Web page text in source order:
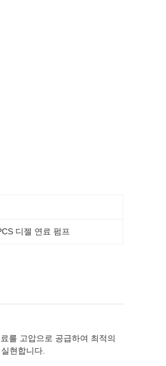
디젤 연료 펌프
를 고압으로 공급하여 최적의
현합니다.